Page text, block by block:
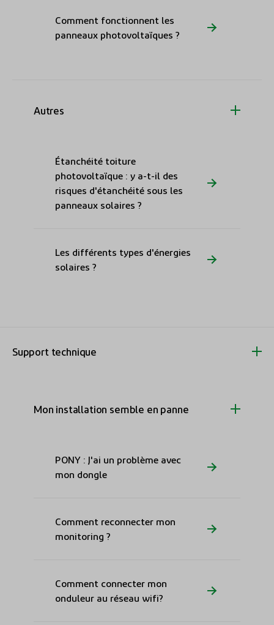
Comment fonctionnent les
panneaux photovoltaïques ?
Autres
Étanchéité toiture
photovoltaïque : y a-t-il des
risques d'étanchéité sous les
panneaux solaires ?
Les différents types d'énergies
solaires ?
Support technique
Mon installation semble en panne
PONY : J'ai un problème avec
mon dongle
Comment reconnecter mon
monitoring ?
Comment connecter mon
onduleur au réseau wifi?